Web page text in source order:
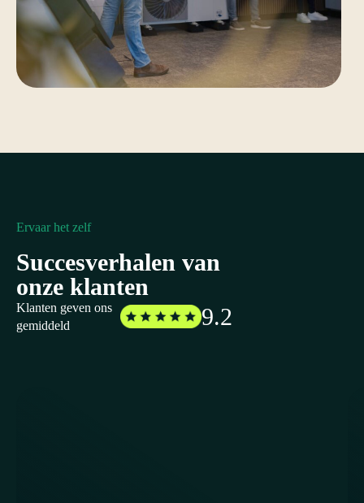
Ervaar het zelf
Succesverhalen van
onze klanten
Klanten geven ons
gemiddeld
9.2